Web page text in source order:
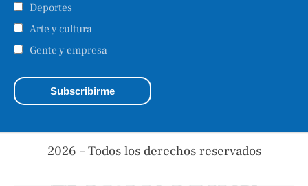
Deportes
Arte y cultura
Gente y empresa
2026 – Todos los derechos reservados